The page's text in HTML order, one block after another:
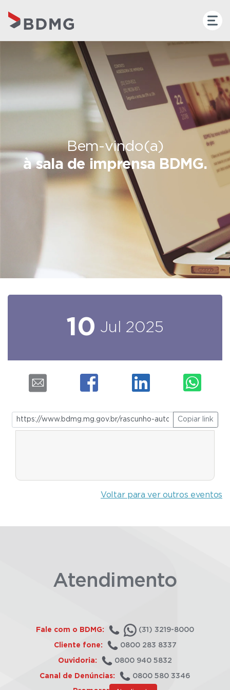
Bem-vindo(a)
à sala de imprensa BDMG.
10 Jul 2025
Copiar link
Voltar para ver outros eventos
Atendimento
Fale com o BDMG: (31) 3219-8000
Cliente fone: 0800 283 8337
Ouvidoria: 0800 940 5832
Canal de Denúncias: 0800 580 3346